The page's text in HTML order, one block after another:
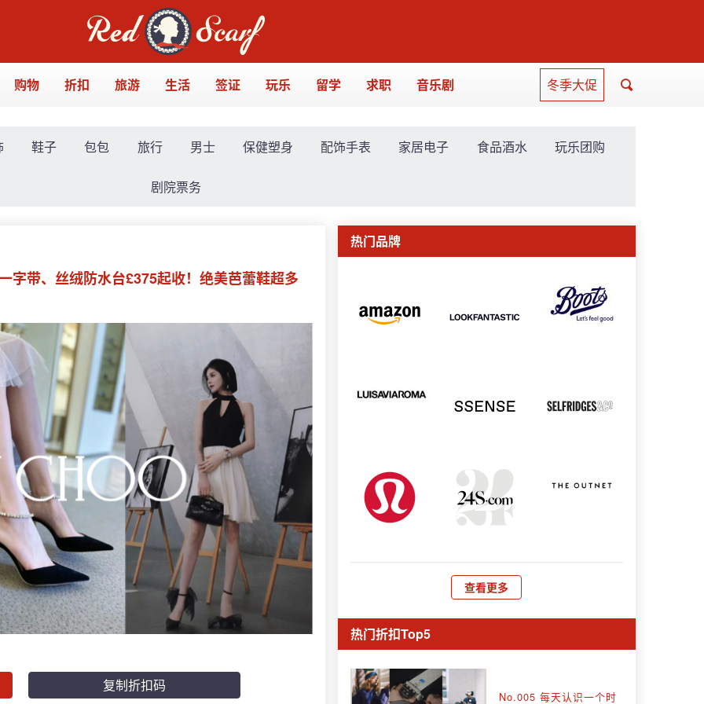
购物 折扣 旅游 生活 签证 玩乐 留学 求职 音乐剧 冬季大促
鞋子 包包 旅行 男士 保健塑身 配饰手表 家居电子 食品酒水 玩乐团购
剧院票务
字带、丝绒防水台£375起收！绝美芭蕾鞋超多
复制折扣码
热门品牌
查看更多
热门折扣Top5
No.005 每天认识一个时